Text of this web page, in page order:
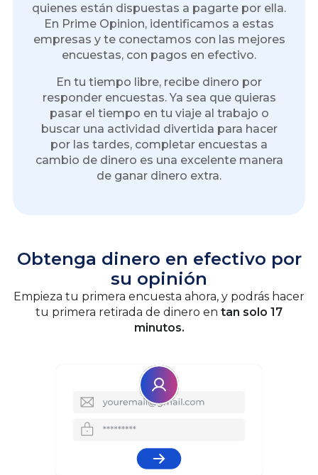
quienes están dispuestas a pagarte por ella.
En Prime Opinion, identificamos a estas
empresas y te conectamos con las mejores
encuestas, con pagos en efectivo.
En tu tiempo libre, recibe dinero por
responder encuestas. Ya sea que quieras
pasar el tiempo en tu viaje al trabajo o
buscar una actividad divertida para hacer
por las tardes, completar encuestas a
cambio de dinero es una excelente manera
de ganar dinero extra.
Obtenga dinero en efectivo por
su opinión
Empieza tu primera encuesta ahora, y podrás hacer
tu primera retirada de dinero en tan solo 17
minutos.